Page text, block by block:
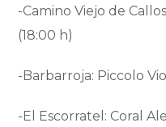
-Camino Viejo de
(18:00 h)
-Barbarroja: Piccolo
-El Escorratel: Coral